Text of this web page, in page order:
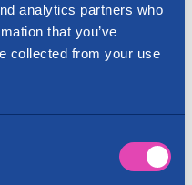
analytics partners who
that you’ve
collected from your use